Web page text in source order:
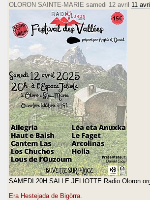
OLORON SAINTE-MARIE samedi 12 avril 11
SAMEDI 20H SALLE JELIOTTE Radio Oloron
Era Hestejada de Bigòrra.